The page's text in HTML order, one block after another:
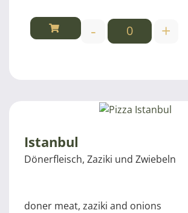
- +
Istanbul
Dönerfleisch, Zaziki und Zwiebeln
doner meat, zaziki and onions